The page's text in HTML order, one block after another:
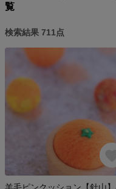
覧
検索結果 711点